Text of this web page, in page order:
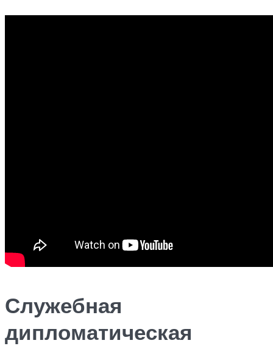
Служебная
дипломатическая